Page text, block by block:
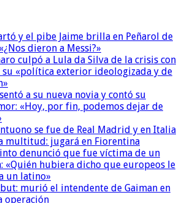
y el pibe Jaime brilla en Peñarol de
dieron a Messi?»
culpó a Lula da Silva de la crisis con
su «política exterior ideologizada y de
a su nueva novia y contó su
«Hoy, por fin, podemos dejar de
se fue de Real Madrid y en Italia
multitud: jugará en Fiorentina
denunció que fue víctima de un
«Quién hubiera dicho que europeos le
un latino»
murió el intendente de Gaiman en
operación